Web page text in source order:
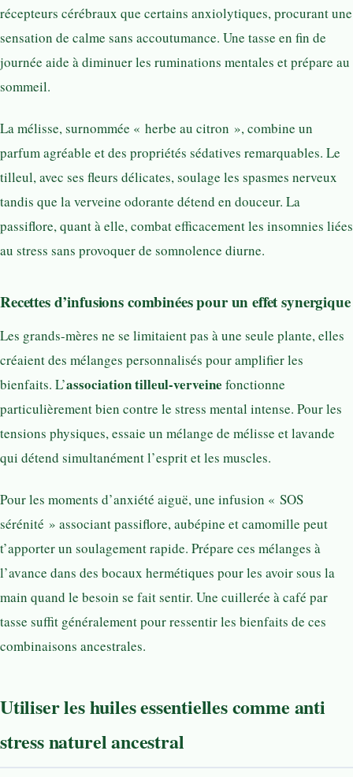
récepteurs cérébraux que certains anxiolytiques, procurant une
sensation de calme sans accoutumance. Une tasse en fin de
journée aide à diminuer les ruminations mentales et prépare au
sommeil.
La mélisse, surnommée « herbe au citron », combine un
parfum agréable et des propriétés sédatives remarquables. Le
tilleul, avec ses fleurs délicates, soulage les spasmes nerveux
tandis que la verveine odorante détend en douceur. La
passiflore, quant à elle, combat efficacement les insomnies liées
au stress sans provoquer de somnolence diurne.
Recettes d’infusions combinées pour un effet synergique
Les grands-mères ne se limitaient pas à une seule plante, elles
créaient des mélanges personnalisés pour amplifier les
bienfaits. L’association tilleul-verveine fonctionne
particulièrement bien contre le stress mental intense. Pour les
tensions physiques, essaie un mélange de mélisse et lavande
qui détend simultanément l’esprit et les muscles.
Pour les moments d’anxiété aiguë, une infusion « SOS
sérénité » associant passiflore, aubépine et camomille peut
t’apporter un soulagement rapide. Prépare ces mélanges à
l’avance dans des bocaux hermétiques pour les avoir sous la
main quand le besoin se fait sentir. Une cuillerée à café par
tasse suffit généralement pour ressentir les bienfaits de ces
combinaisons ancestrales.
Utiliser les huiles essentielles comme anti
stress naturel ancestral